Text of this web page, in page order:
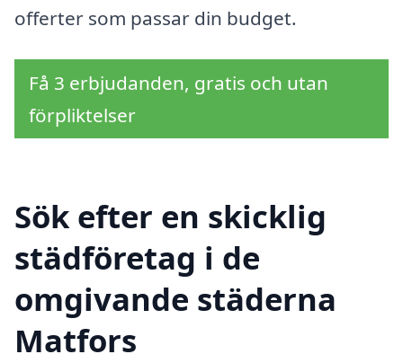
offerter som passar din budget.
Få 3 erbjudanden, gratis och utan
förpliktelser
Sök efter en skicklig
städföretag i de
omgivande städerna
Matfors